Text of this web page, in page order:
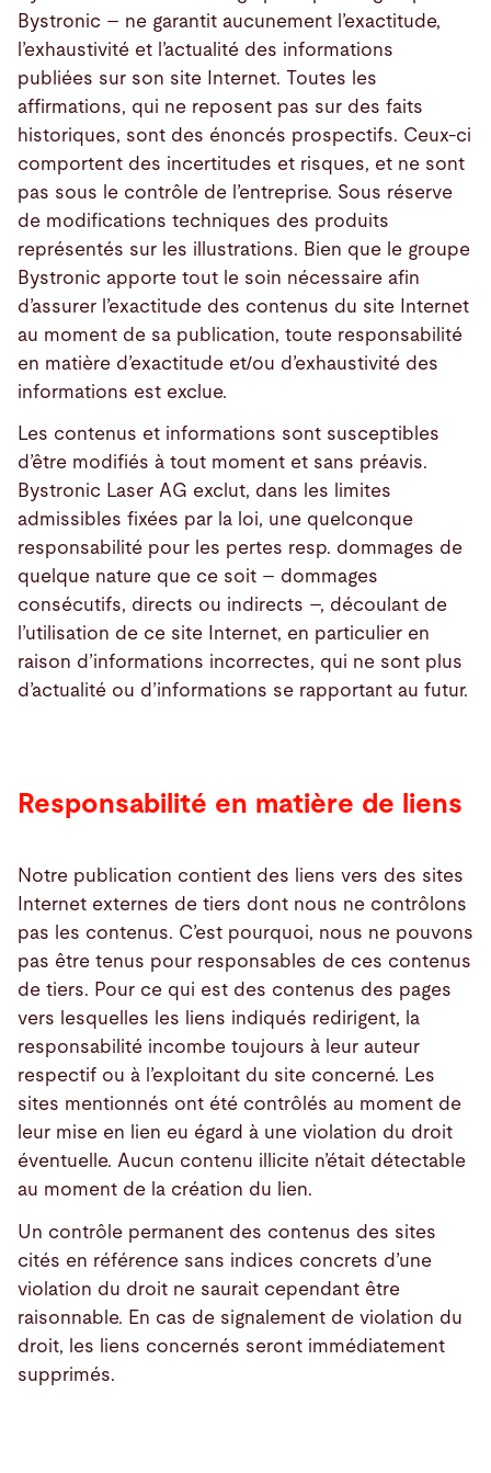
Bystronic – ne garantit aucunement l’exactitude,
l’exhaustivité et l’actualité des informations
publiées sur son site Internet. Toutes les
affirmations, qui ne reposent pas sur des faits
historiques, sont des énoncés prospectifs. Ceux-ci
comportent des incertitudes et risques, et ne sont
pas sous le contrôle de l’entreprise. Sous réserve
de modifications techniques des produits
représentés sur les illustrations. Bien que le groupe
Bystronic apporte tout le soin nécessaire afin
d’assurer l’exactitude des contenus du site Internet
au moment de sa publication, toute responsabilité
en matière d’exactitude et/ou d’exhaustivité des
informations est exclue.
Les contenus et informations sont susceptibles
d’être modifiés à tout moment et sans préavis.
Bystronic Laser AG exclut, dans les limites
admissibles fixées par la loi, une quelconque
responsabilité pour les pertes resp. dommages de
quelque nature que ce soit – dommages
consécutifs, directs ou indirects –, découlant de
l’utilisation de ce site Internet, en particulier en
raison d’informations incorrectes, qui ne sont plus
d’actualité ou d’informations se rapportant au futur.
Responsabilité en matière de liens
Notre publication contient des liens vers des sites
Internet externes de tiers dont nous ne contrôlons
pas les contenus. C’est pourquoi, nous ne pouvons
pas être tenus pour responsables de ces contenus
de tiers. Pour ce qui est des contenus des pages
vers lesquelles les liens indiqués redirigent, la
responsabilité incombe toujours à leur auteur
respectif ou à l’exploitant du site concerné. Les
sites mentionnés ont été contrôlés au moment de
leur mise en lien eu égard à une violation du droit
éventuelle. Aucun contenu illicite n’était détectable
au moment de la création du lien.
Un contrôle permanent des contenus des sites
cités en référence sans indices concrets d’une
violation du droit ne saurait cependant être
raisonnable. En cas de signalement de violation du
droit, les liens concernés seront immédiatement
supprimés.